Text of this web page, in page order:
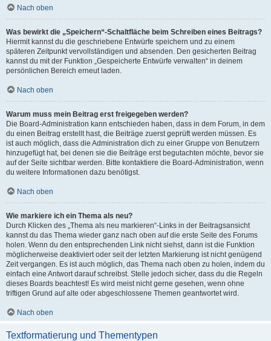
Nach oben
Was bewirkt die „Speichern“-Schaltfläche beim Schreiben eines Beitrags?
Hiermit kannst du die geschriebene Entwürfe speichern und zu einem
späteren Zeitpunkt vervollständigen und absenden. Den gesicherten Beitrag
kannst du mit der Funktion „Gespeicherte Entwürfe verwalten“ in deinem
persönlichen Bereich erneut laden.
Nach oben
Warum muss mein Beitrag erst freigegeben werden?
Die Board-Administration kann entschieden haben, dass in dem Forum, in dem
du einen Beitrag erstellt hast, die Beiträge zuerst geprüft werden müssen. Es
ist auch möglich, dass die Administration dich zu einer Gruppe von Benutzern
hinzugefügt hat, bei denen sie die Beiträge erst begutachten möchte, bevor sie
auf der Seite sichtbar werden. Bitte kontaktiere die Board-Administration, wenn
du weitere Informationen dazu benötigst.
Nach oben
Wie markiere ich ein Thema als neu?
Durch Klicken des „Thema als neu markieren“-Links in der Beitragsansicht
kannst du das Thema wieder ganz nach oben auf die erste Seite des Forums
holen. Wenn du den entsprechenden Link nicht siehst, dann ist die Funktion
möglicherweise deaktiviert oder seit der letzten Markierung ist nicht genügend
Zeit vergangen. Es ist auch möglich, das Thema nach oben zu holen, indem du
einfach eine Antwort darauf schreibst. Stelle jedoch sicher, dass du die Regeln
dieses Boards beachtest! Es wird meist nicht gerne gesehen, wenn ohne
triftigen Grund auf alte oder abgeschlossene Themen geantwortet wird.
Nach oben
Textformatierung und Thementypen